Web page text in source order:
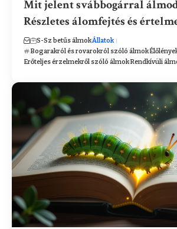
Mit jelent svábbogárral
Részletes álomfejtés és
S-Sz betűs álmokÁllatok
Bogarakról és rovarokról szóló álmok
Erőteljes érzelmekről szóló álmokRendkívüli